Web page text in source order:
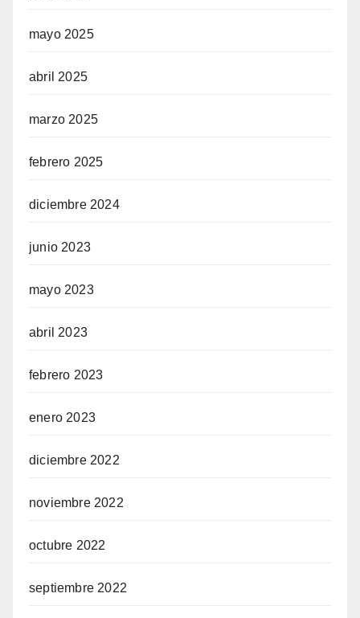
mayo 2025
abril 2025
marzo 2025
febrero 2025
diciembre 2024
junio 2023
mayo 2023
abril 2023
febrero 2023
enero 2023
diciembre 2022
noviembre 2022
octubre 2022
septiembre 2022